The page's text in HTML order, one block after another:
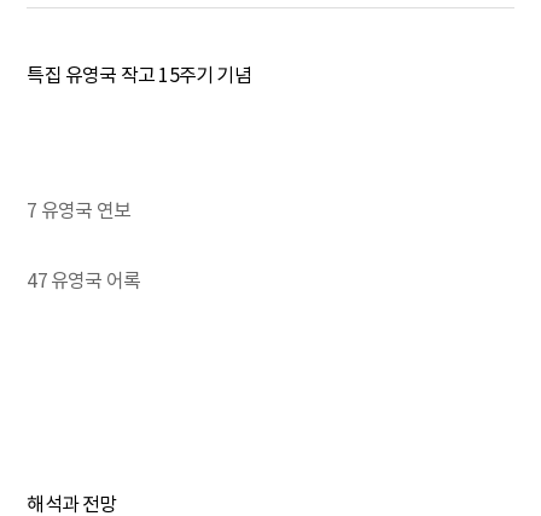
특집 유영국 작고 15주기 기념
7 유영국 연보
47 유영국 어록
해석과 전망